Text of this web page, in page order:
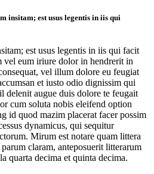
insitam; est usus legentis in iis qui
est usus legentis in iis qui facit
vel eum iriure dolor in hendrerit in
vel illum dolore eu feugiat
et iusto odio dignissim qui
delenit augue duis dolore te feugait
cum soluta nobis eleifend option
id quod mazim placerat facer possim
dynamicus, qui sequitur
Mirum est notare quam littera
claram, anteposuerit litterarum
quarta decima et quinta decima.